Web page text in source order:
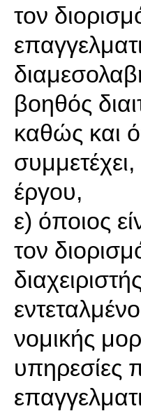
τον
βοηθός
καθώς και
έργου,
ε) όποιος
τον
νομικής
υπηρεσίες